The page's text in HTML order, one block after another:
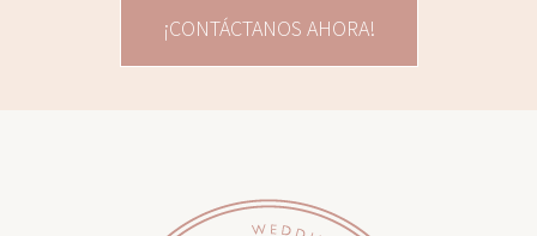
¡CONTÁCTANOS AHORA!